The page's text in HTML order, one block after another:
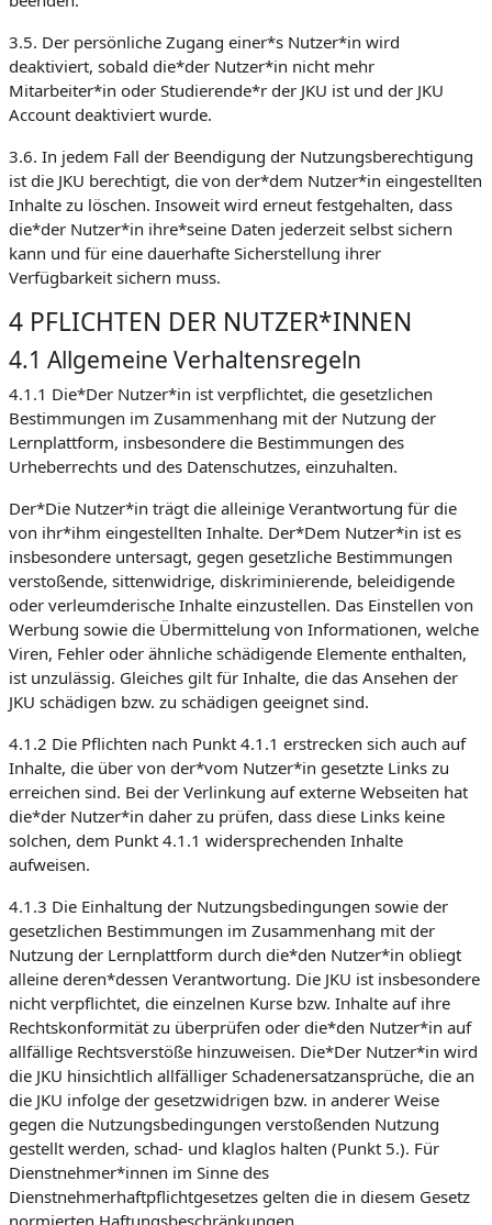
3.5. Der persönliche Zugang einer*s Nutzer*in wird
deaktiviert, sobald die*der Nutzer*in nicht mehr
Mitarbeiter*in oder Studierende*r der JKU ist und der JKU
Account deaktiviert wurde.
3.6. In jedem Fall der Beendigung der Nutzungsberechtigung
ist die JKU berechtigt, die von der*dem Nutzer*in eingestellten
Inhalte zu löschen. Insoweit wird erneut festgehalten, dass
die*der Nutzer*in ihre*seine Daten jederzeit selbst sichern
kann und für eine dauerhafte Sicherstellung ihrer
Verfügbarkeit sichern muss.
4 PFLICHTEN DER NUTZER*INNEN
4.1 Allgemeine Verhaltensregeln
4.1.1 Die*Der Nutzer*in ist verpflichtet, die gesetzlichen
Bestimmungen im Zusammenhang mit der Nutzung der
Lernplattform, insbesondere die Bestimmungen des
Urheberrechts und des Datenschutzes, einzuhalten.
Der*Die Nutzer*in trägt die alleinige Verantwortung für die
von ihr*ihm eingestellten Inhalte. Der*Dem Nutzer*in ist es
insbesondere untersagt, gegen gesetzliche Bestimmungen
verstoßende, sittenwidrige, diskriminierende, beleidigende
oder verleumderische Inhalte einzustellen. Das Einstellen von
Werbung sowie die Übermittelung von Informationen, welche
Viren, Fehler oder ähnliche schädigende Elemente enthalten,
ist unzulässig. Gleiches gilt für Inhalte, die das Ansehen der
JKU schädigen bzw. zu schädigen geeignet sind.
4.1.2 Die Pflichten nach Punkt 4.1.1 erstrecken sich auch auf
Inhalte, die über von der*vom Nutzer*in gesetzte Links zu
erreichen sind. Bei der Verlinkung auf externe Webseiten hat
die*der Nutzer*in daher zu prüfen, dass diese Links keine
solchen, dem Punkt 4.1.1 widersprechenden Inhalte
aufweisen.
4.1.3 Die Einhaltung der Nutzungsbedingungen sowie der
gesetzlichen Bestimmungen im Zusammenhang mit der
Nutzung der Lernplattform durch die*den Nutzer*in obliegt
alleine deren*dessen Verantwortung. Die JKU ist insbesondere
nicht verpflichtet, die einzelnen Kurse bzw. Inhalte auf ihre
Rechtskonformität zu überprüfen oder die*den Nutzer*in auf
allfällige Rechtsverstöße hinzuweisen. Die*Der Nutzer*in wird
die JKU hinsichtlich allfälliger Schadenersatzansprüche, die an
die JKU infolge der gesetzwidrigen bzw. in anderer Weise
gegen die Nutzungsbedingungen verstoßenden Nutzung
gestellt werden, schad- und klaglos halten (Punkt 5.). Für
Dienstnehmer*innen im Sinne des
Dienstnehmerhaftpflichtgesetzes gelten die in diesem Gesetz
normierten Haftungsbeschränkungen.